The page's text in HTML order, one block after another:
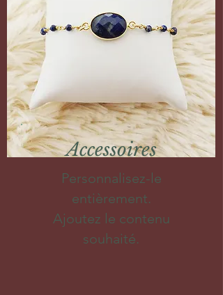
Accessoires
Personnalisez-le
entièrement.
Ajoutez le contenu
souhaité.